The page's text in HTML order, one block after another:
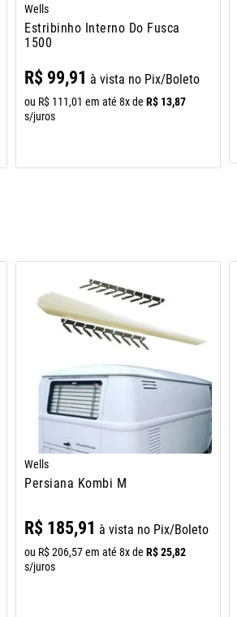
Wells
Estribinho Interno Do Fusca
1500
R$ 99,91 à vista no Pix/Boleto
ou R$ 111,01 em até 8x de R$ 13,87
s/juros
Wells
Persiana Kombi M
R$ 185,91 à vista no Pix/Boleto
ou R$206,57em até 8x de R$25,82
s/juros